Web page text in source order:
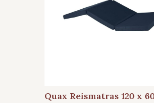
Quax Reismatras 120 x